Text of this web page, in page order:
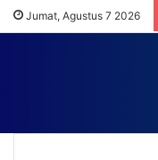
Jumat, Agustus 7 2026